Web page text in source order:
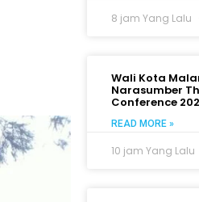
8 jam Yang Lalu
Wali Kota
Narasumber
Conference
READ MORE »
10 jam Yang Lalu